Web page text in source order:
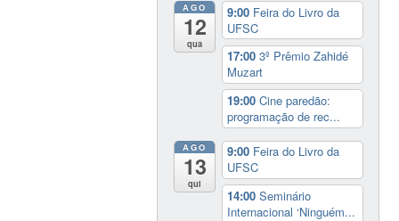
AGO
12
qua
9:00 Feira do Livro da
UFSC
17:003º Prêmio Zahidé
Muzart
19:00Cine paredão:
programação de rec...
AGO
13
qui
9:00 Feira do Livro da
UFSC
14:00Seminário
Internacional ‘Ninguém...